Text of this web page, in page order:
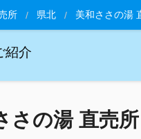
所 県北 美和ささの湯
紹介
さの湯 直売所